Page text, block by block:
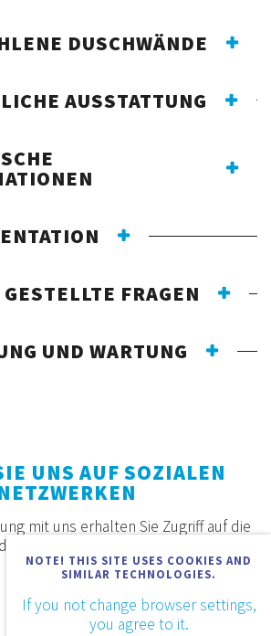
DUSCHWÄNDE
AUSSTATTUNG
FRAGEN
UND WARTUNG
NOTE! THIS SITE USES COOKIES AND
SIMILAR TECHNOLOGIES.
If you not change browser settings,
you agree to it.
UNS AUF SOZIALEN
mit uns erhalten Sie Zugriff auf die
Angebote und Neuigkeiten.